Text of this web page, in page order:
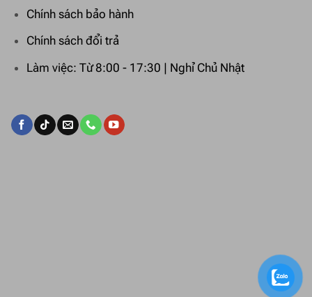
Chính sách bảo hành
Chính sách đổi trả
Làm việc: Từ 8:00 - 17:30 | Nghỉ Chủ Nhật